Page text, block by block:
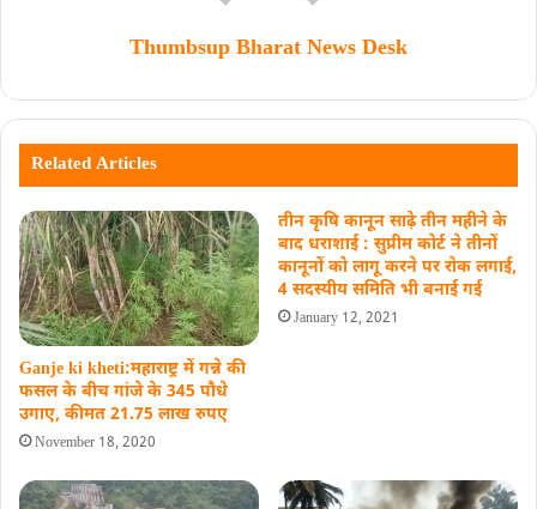
Thumbsup Bharat News Desk
Related Articles
Ganje ki kheti:महाराष्ट्र में गन्ने की
फसल के बीच गांजे के 345 पौधे
उगाए, कीमत 21.75 लाख रुपए
November 18, 2020
तीन कृषि कानून साढ़े तीन महीने के
बाद धराशाई : सुप्रीम कोर्ट ने तीनों
कानूनों को लागू करने पर रोक लगाई,
4 सदस्यीय समिति भी बनाई गई
January 12, 2021